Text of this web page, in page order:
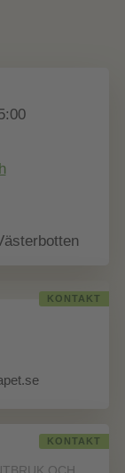
KONTAKT
KONTAKT